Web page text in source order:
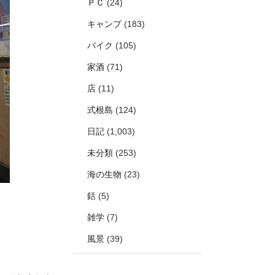
ＰＣ (24)
キャンプ(183)
バイク (105)
家酒 (71)
店 (11)
式根島 (124)
日記 (1,003)
未分類 (253)
海の生物 (23)
銛 (5)
雑学 (7)
風景 (39)